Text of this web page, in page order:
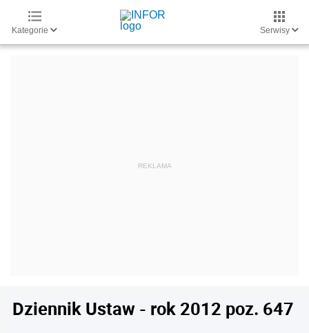
Kategorie Serwisy
Dziennik Ustaw - rok 2012 poz. 647